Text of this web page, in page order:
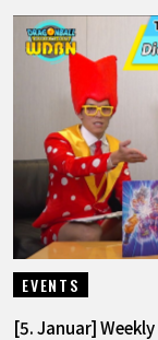
VIDEOS
SPECIALS
INFOS
LANGUAGE
JP
EVENTS
[5. Januar]